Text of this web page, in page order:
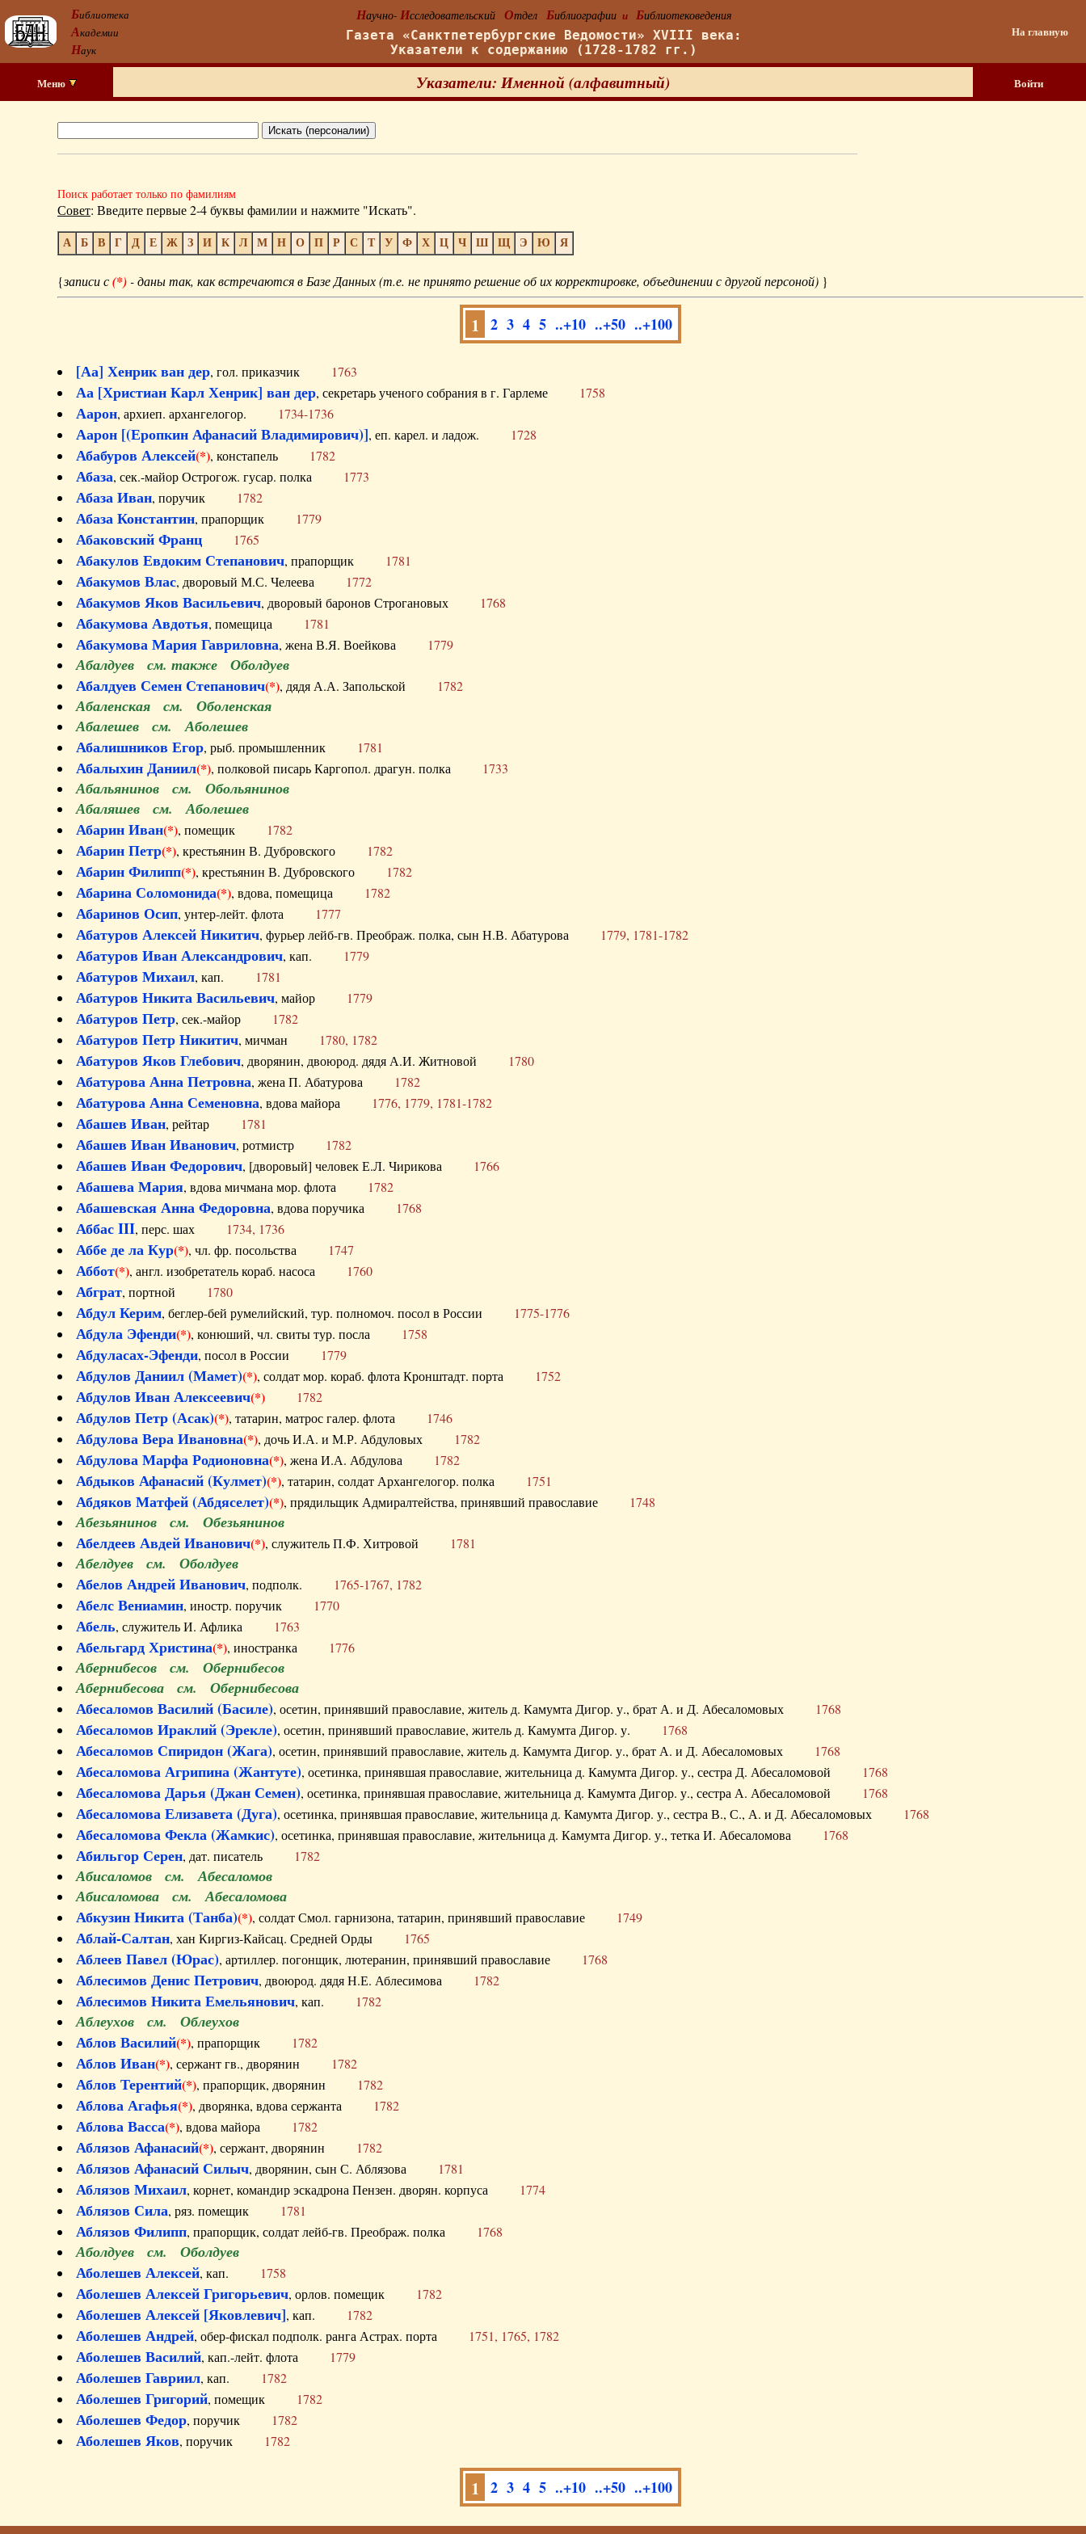
Библиотека
Академии
Наук
Научно- Исследовательский Отдел Библиографии и Библиотековедения
Газета «Санктпетербургские Ведомости» XVIII века:
Указатели к содержанию (1728-1782 гг.)
На главную
Меню Указатели: Именной (алфавитный) Войти
Поиск работает только по фамилиям
Совет: Введите первые 2-4 буквы фамилии и нажмите "Искать".
А Б В Г Д Е Ж З И К Л М Н О П Р С Т У Ф Х Ц Ч Ш Щ Э Ю Я
{записи с(*)- даны так, как встречаются в Базе Данных (т.е. не принято решение об их корректировке, объединении с другой персоной) }
1 2 3 4 5 ..+10 ..+50 ..+100
[Аа] Хенрик ван дер, гол. приказчик 1763
Аа [Христиан Карл Хенрик] ван дер, секретарь ученого собрания в г. Гарлеме 1758
Аарон, архиеп. архангелогор. 1734-1736
Аарон [(Еропкин Афанасий Владимирович)], еп. карел. и ладож. 1728
Абабуров Алексей(*), констапель 1782
Абаза, сек.-майор Острогож. гусар. полка 1773
Абаза Иван, поручик 1782
Абаза Константин, прапорщик 1779
Абаковский Франц 1765
Абакулов Евдоким Степанович, прапорщик 1781
Абакумов Влас, дворовый М.С. Челеева 1772
Абакумов Яков Васильевич, дворовый баронов Строгановых 1768
Абакумова Авдотья, помещица 1781
Абакумова Мария Гавриловна, жена В.Я. Воейкова 1779
Абалдуев см. также Оболдуев
Абалдуев Семен Степанович(*), дядя А.А. Запольской 1782
Абаленская см. Оболенская
Абалешев см. Аболешев
Абалишников Егор, рыб. промышленник 1781
Абалыхин Даниил(*), полковой писарь Каргопол. драгун. полка 1733
Абальянинов см. Обольянинов
Абаляшев см. Аболешев
Абарин Иван(*), помещик 1782
Абарин Петр(*), крестьянин В. Дубровского 1782
Абарин Филипп(*), крестьянин В. Дубровского 1782
Абарина Соломонида(*), вдова, помещица 1782
Абаринов Осип, унтер-лейт. флота 1777
Абатуров Алексей Никитич, фурьер лейб-гв. Преображ. полка, сын Н.В. Абатурова 1779, 1781-1782
Абатуров Иван Александрович, кап. 1779
Абатуров Михаил, кап. 1781
Абатуров Никита Васильевич, майор 1779
Абатуров Петр, сек.-майор 1782
Абатуров Петр Никитич, мичман 1780, 1782
Абатуров Яков Глебович, дворянин, двоюрод. дядя А.И. Житновой 1780
Абатурова Анна Петровна, жена П. Абатурова 1782
Абатурова Анна Семеновна, вдова майора 1776, 1779, 1781-1782
Абашев Иван, рейтар 1781
Абашев Иван Иванович, ротмистр 1782
Абашев Иван Федорович, [дворовый] человек Е.Л. Чирикова 1766
Абашева Мария, вдова мичмана мор. флота 1782
Абашевская Анна Федоровна, вдова поручика 1768
Аббас III, перс. шах 1734, 1736
Аббе де ла Кур(*), чл. фр. посольства 1747
Аббот(*), англ. изобретатель кораб. насоса 1760
Абграт, портной 1780
Абдул Керим, беглер-бей румелийский, тур. полномоч. посол в России 1775-1776
Абдула Эфенди(*), конюший, чл. свиты тур. посла 1758
Абдуласах-Эфенди, посол в России 1779
Абдулов Даниил (Мамет)(*), солдат мор. кораб. флота Кронштадт. порта 1752
Абдулов Иван Алексеевич(*) 1782
Абдулов Петр (Асак)(*), татарин, матрос галер. флота 1746
Абдулова Вера Ивановна(*), дочь И.А. и М.Р. Абдуловых 1782
Абдулова Марфа Родионовна(*), жена И.А. Абдулова 1782
Абдыков Афанасий (Кулмет)(*), татарин, солдат Архангелогор. полка 1751
Абдяков Матфей (Абдяселет)(*), прядильщик Адмиралтейства, принявший православие 1748
Абезьянинов см. Обезьянинов
Абелдеев Авдей Иванович(*), служитель П.Ф. Хитровой 1781
Абелдуев см. Оболдуев
Абелов Андрей Иванович, подполк. 1765-1767, 1782
Абелс Вениамин, иностр. поручик 1770
Абель, служитель И. Афлика 1763
Абельгард Христина(*), иностранка 1776
Абернибесов см. Обернибесов
Абернибесова см. Обернибесова
Абесаломов Василий (Басиле), осетин, принявший православие, житель д. Камумта Дигор. у., брат А. и Д. Абесаломовых 1768
Абесаломов Ираклий (Эрекле), осетин, принявший православие, житель д. Камумта Дигор. у. 1768
Абесаломов Спиридон (Жага), осетин, принявший православие, житель д. Камумта Дигор. у., брат А. и Д. Абесаломовых 1768
Абесаломова Агрипина (Жантуте), осетинка, принявшая православие, жительница д. Камумта Дигор. у., сестра Д. Абесаломовой 1768
Абесаломова Дарья (Джан Семен), осетинка, принявшая православие, жительница д. Камумта Дигор. у., сестра А. Абесаломовой 1768
Абесаломова Елизавета (Дуга), осетинка, принявшая православие, жительница д. Камумта Дигор. у., сестра В., С., А. и Д. Абесаломовых 1768
Абесаломова Фекла (Жамкис), осетинка, принявшая православие, жительница д. Камумта Дигор. у., тетка И. Абесаломова 1768
Абильгор Серен, дат. писатель 1782
Абисаломов см. Абесаломов
Абисаломова см. Абесаломова
Абкузин Никита (Танба)(*), солдат Смол. гарнизона, татарин, принявший православие 1749
Аблай-Салтан, хан Киргиз-Кайсац. Средней Орды 1765
Аблеев Павел (Юрас), артиллер. погонщик, лютеранин, принявший православие 1768
Аблесимов Денис Петрович, двоюрод. дядя Н.Е. Аблесимова 1782
Аблесимов Никита Емельянович, кап. 1782
Аблеухов см. Облеухов
Аблов Василий(*), прапорщик 1782
Аблов Иван(*), сержант гв., дворянин 1782
Аблов Терентий(*), прапорщик, дворянин 1782
Аблова Агафья(*), дворянка, вдова сержанта 1782
Аблова Васса(*), вдова майора 1782
Аблязов Афанасий(*), сержант, дворянин 1782
Аблязов Афанасий Силыч, дворянин, сын С. Аблязова 1781
Аблязов Михаил, корнет, командир эскадрона Пензен. дворян. корпуса 1774
Аблязов Сила, ряз. помещик 1781
Аблязов Филипп, прапорщик, солдат лейб-гв. Преображ. полка 1768
Аболдуев см. Оболдуев
Аболешев Алексей, кап. 1758
Аболешев Алексей Григорьевич, орлов. помещик 1782
Аболешев Алексей [Яковлевич], кап. 1782
Аболешев Андрей, обер-фискал подполк. ранга Астрах. порта 1751, 1765, 1782
Аболешев Василий, кап.-лейт. флота 1779
Аболешев Гавриил, кап. 1782
Аболешев Григорий, помещик 1782
Аболешев Федор, поручик 1782
Аболешев Яков, поручик 1782
1 2 3 4 5 ..+10 ..+50 ..+100